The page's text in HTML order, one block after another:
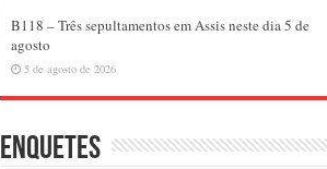
B118 – Três sepultamentos em Assis neste dia 5 de
agosto
5 de agosto de 2026
Enquetes